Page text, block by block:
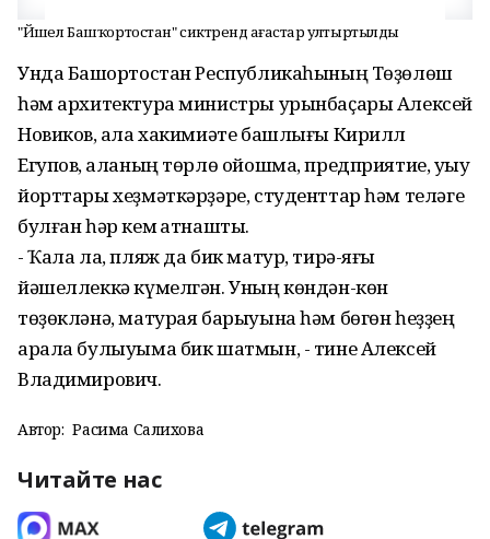
"Йәшел Башҡортостан" сиктәрендә ағастар ултыртылды
Унда Башҡортостан Республикаһының Төҙөлөш
һәм архитектура министры урынбаҫары Алексей
Новиков, ҡала хакимиәте башлығы Кирилл
Егупов, ҡаланың төрлө ойошма, предприятие, уҡыу
йорттары хеҙмәткәрҙәре, студенттар һәм теләге
булған һәр кем ҡатнашты.
- Ҡала ла, пляж да бик матур, тирә-яғы
йәшеллеккә күмелгән. Уның көндән-көн
төҙөкләнә, матурая барыуына һәм бөгөн һеҙҙең
арала булыуыма бик шатмын, - тине Алексей
Владимирович.
Автор: Расима Салихова
Читайте нас